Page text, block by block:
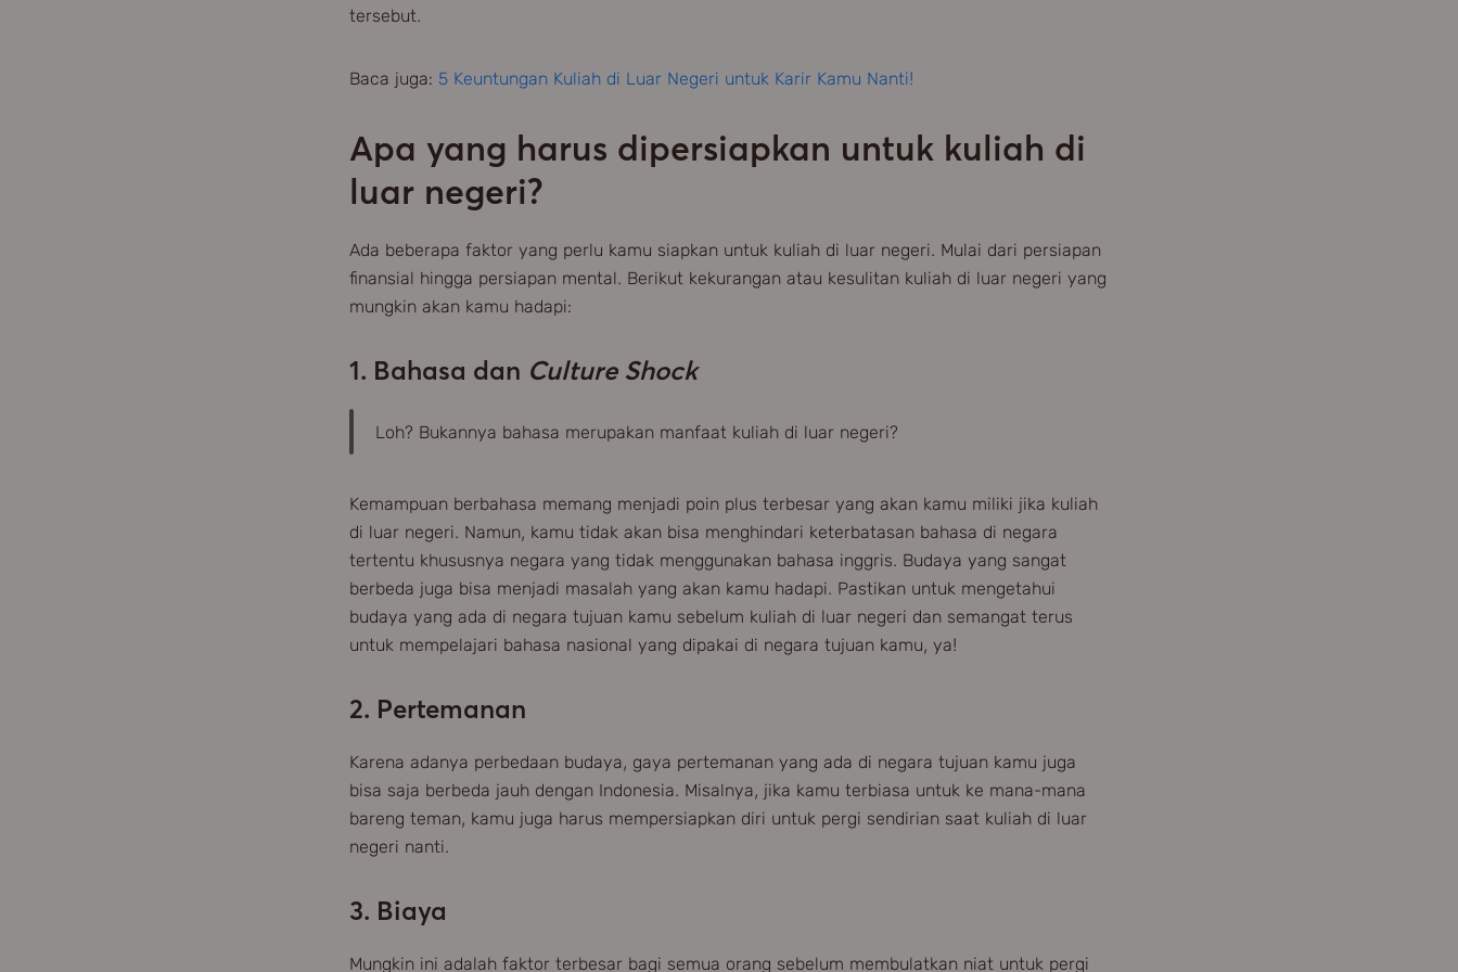
tersebut.
Baca juga: 5 Keuntungan Kuliah di Luar Negeri untuk Karir Kamu Nanti!
Apa yang harus dipersiapkan untuk kuliah di
luar negeri?
Ada beberapa faktor yang perlu kamu siapkan untuk kuliah di luar negeri. Mulai dari persiapan
finansial hingga persiapan mental. Berikut kekurangan atau kesulitan kuliah di luar negeri yang
mungkin akan kamu hadapi:
1. Bahasa dan Culture Shock
Loh? Bukannya bahasa merupakan manfaat kuliah di luar negeri?
Kemampuan berbahasa memang menjadi poin plus terbesar yang akan kamu miliki jika kuliah
di luar negeri. Namun, kamu tidak akan bisa menghindari keterbatasan bahasa di negara
tertentu khususnya negara yang tidak menggunakan bahasa inggris. Budaya yang sangat
berbeda juga bisa menjadi masalah yang akan kamu hadapi. Pastikan untuk mengetahui
budaya yang ada di negara tujuan kamu sebelum kuliah di luar negeri dan semangat terus
untuk mempelajari bahasa nasional yang dipakai di negara tujuan kamu, ya!
2. Pertemanan
Karena adanya perbedaan budaya, gaya pertemanan yang ada di negara tujuan kamu juga
bisa saja berbeda jauh dengan Indonesia. Misalnya, jika kamu terbiasa untuk ke mana-mana
bareng teman, kamu juga harus mempersiapkan diri untuk pergi sendirian saat kuliah di luar
negeri nanti.
3. Biaya
Mungkin ini adalah faktor terbesar bagi semua orang sebelum membulatkan niat untuk pergi